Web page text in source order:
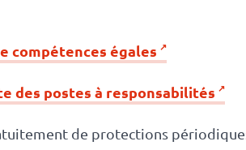
compétences égales
des postes à responsabilités
de protections